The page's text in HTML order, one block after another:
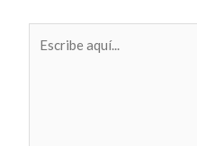
aquí...